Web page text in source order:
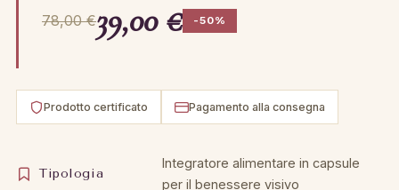
78,00 €39,00 € -50%
Prodotto certificato Pagamento alla consegna
Tipologia
Integratore alimentare in capsule
per il benessere visivo